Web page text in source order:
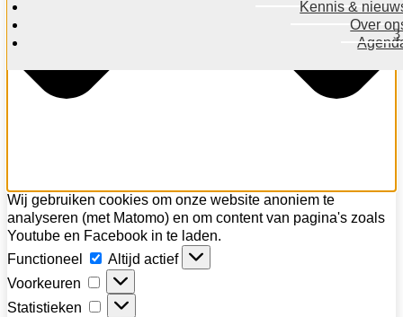
Wij gebruiken cookies om onze website anoniem te
analyseren (met Matomo) en om content van pagina's zoals
Youtube en Facebook in te laden.
Functioneel
Functioneel
Altijd actief
Voorkeuren
Voorkeuren
Statistieken
Statistieken
Kennis &
Over